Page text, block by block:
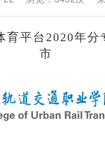
育平台2020年
市